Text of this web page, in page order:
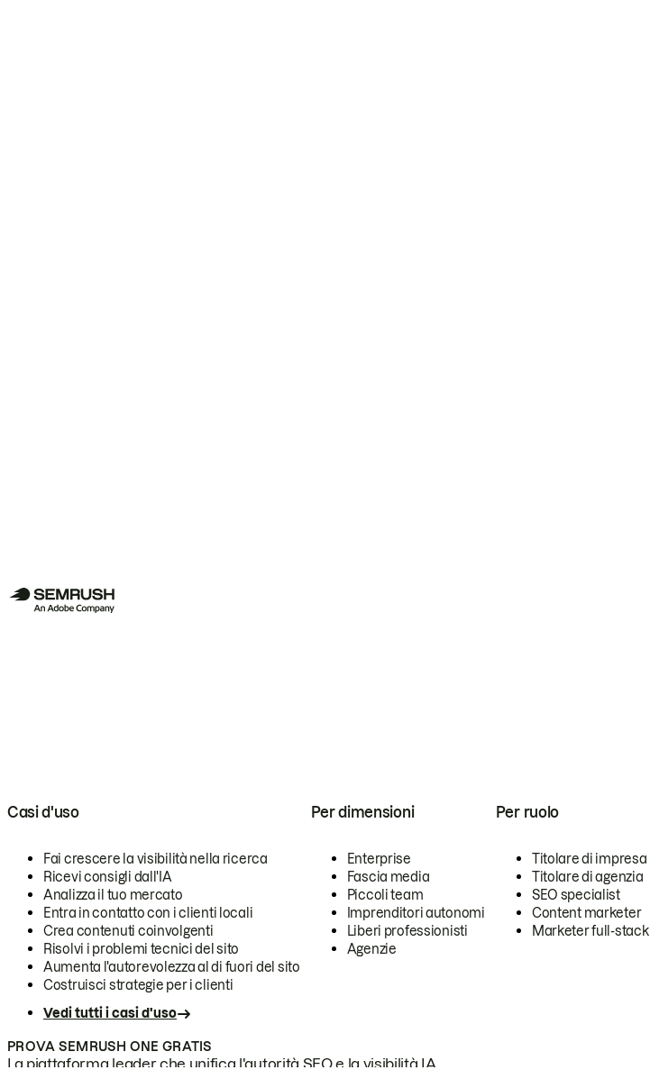
Casi d'uso
Fai crescere la visibilità nella ricerca
Ricevi consigli dall'IA
Analizza il tuo mercato
Entra in contatto con i clienti locali
Crea contenuti coinvolgenti
Risolvi i problemi tecnici del sito
Aumenta l'autorevolezza al di fuori del sito
Costruisci strategie per i clienti
Vedi tutti i casi d'uso
Per dimensioni
Enterprise
Fascia media
Piccoli team
Imprenditori autonomi
Liberi professionisti
Agenzie
Per ruolo
Titolare di impresa
Titolare di agenzia
SEO specialist
Content marketer
Marketer full-
PROVA SEMRUSH ONE GRATIS
La piattaforma leader che unifica l'autorità SEO e la visibilità IA.